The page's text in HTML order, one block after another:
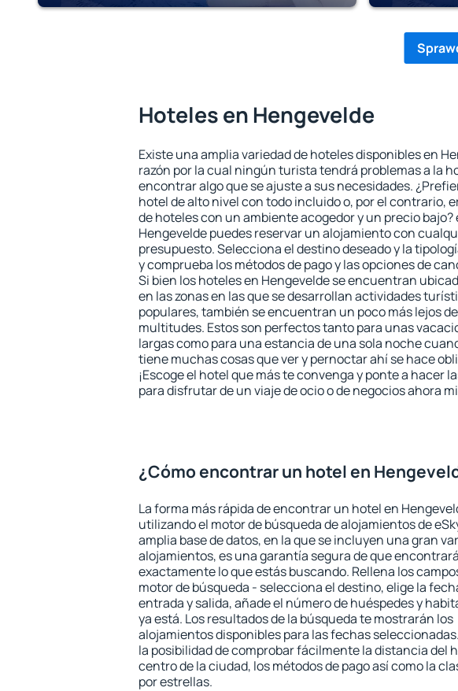
Hoteles en Hengevelde
Existe una amplia variedad de hoteles disponibles en
razón por la cual ningún turista tendrá problemas a la
encontrar algo que se ajuste a sus necesidades.
hotel de alto nivel con todo incluido o, por el contrario,
de hoteles con un ambiente acogedor y un precio bajo?
Hengevelde puedes reservar un alojamiento con
presupuesto. Selecciona el destino deseado y la
y comprueba los métodos de pago y las opciones de
Si bien los hoteles en Hengevelde se encuentran
en las zonas en las que se desarrollan actividades
populares, también se encuentran un poco más lejos
multitudes. Estos son perfectos tanto para unas
largas como para una estancia de una sola noche
tiene muchas cosas que ver y pernoctar ahí se hace
¡Escoge el hotel que más te convenga y ponte a hacer
para disfrutar de un viaje de ocio o de negocios ahora
¿Cómo encontrar un hotel en
La forma más rápida de encontrar un hotel en
utilizando el motor de búsqueda de alojamientos de
amplia base de datos, en la que se incluyen una gran
alojamientos, es una garantía segura de que
exactamente lo que estás buscando. Rellena los
motor de búsqueda - selecciona el destino, elige la
entrada y salida, añade el número de huéspedes y
ya está. Los resultados de la búsqueda te mostrarán los
alojamientos disponibles para las fechas
la posibilidad de comprobar fácilmente la distancia del
centro de la ciudad, los métodos de pago así como la
por estrellas.